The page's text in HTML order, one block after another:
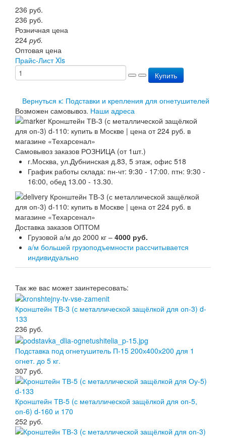
Перезарядка ОП
Перезарядка ОУ
Перезарядка ОВП
Доставка
Оплата
Гарантии
Статьи
Сертификаты
Вопрос-Ответ
Контакты
236 руб.
236 руб.
Розничная цена
224 руб.
Оптовая цена
Прайс-Лист Xls
Купить
Вернуться к: Подставки и крепления для огнетушителей
Возможен самовывоз. Наши адреса
Самовывоз заказов РОЗНИЦА (от 1шт.)
г.Москва, ул.Дубнинская д.83, 5 этаж, офис 518
График работы склада: пн-чт: 9:30 - 17:00. птн: 9:30 -
16:00, обед 13.00 - 13.30.
Доставка заказов ОПТОМ
Грузовой а/м до 2000 кг – 4000 руб.
а/м большей грузоподъемности рассчитывается
индивидуально
Так же вас может заинтересовать:
Кронштейн ТВ-3 (с металлической защёлкой для оп-3) d-
133
236 руб.
Подставка под огнетушитель П-15 200х400х200 для 1
огнет. до 5 кг.
307 руб.
Кронштейн ТВ-5 (с металлической защёлкой для оп-5,
оп-6) d-160 и 170
252 руб.